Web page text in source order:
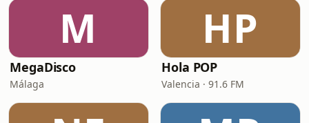
M
MegaDisco
Málaga
HP
Hola POP
Valencia · 91.6 FM